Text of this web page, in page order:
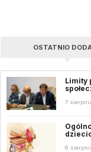
OSTATNIO
Limity
7
6